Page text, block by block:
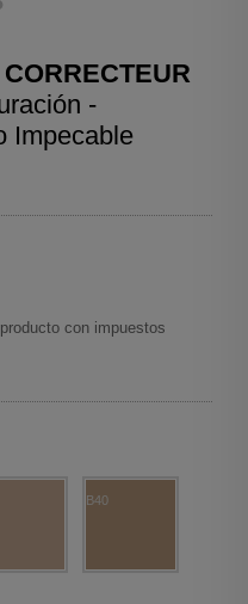
-
Impecable
con impuestos
B40